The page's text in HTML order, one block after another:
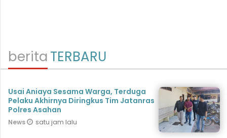
beritaTERBARU
Usai Aniaya Sesama Warga, Terduga
Pelaku Akhirnya Diringkus Tim Jatanras
Polres Asahan
News satu jam lalu